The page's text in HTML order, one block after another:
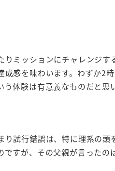
ミッションにチャレンジ
成感を味わいます。わずか2
体験は有意義なものだと思
試行錯誤は、特に理系の
すが、その父親が言った